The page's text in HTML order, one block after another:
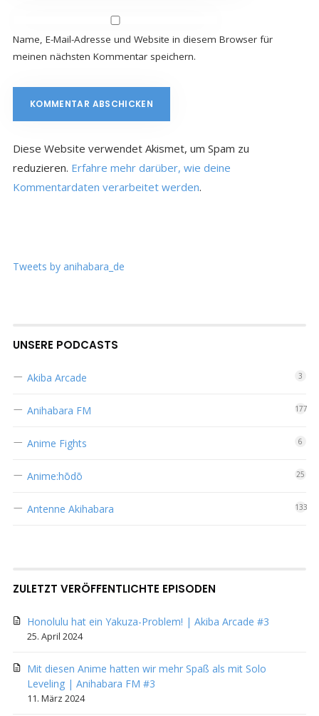
Name, E-Mail-Adresse und Website in diesem Browser für
meinen nächsten Kommentar speichern.
Diese Website verwendet Akismet, um Spam zu
reduzieren. Erfahre mehr darüber, wie deine
Kommentardaten verarbeitet werden.
Tweets by anihabara_de
UNSERE PODCASTS
Akiba Arcade 3
Anihabara FM 177
Anime Fights 6
Anime:hōdō 25
Antenne Akihabara 133
ZULETZT VERÖFFENTLICHTE EPISODEN
Honolulu hat ein Yakuza-Problem! | Akiba Arcade #3
25. April 2024
Mit diesen Anime hatten wir mehr Spaß als mit Solo
Leveling | Anihabara FM #3
11. März 2024